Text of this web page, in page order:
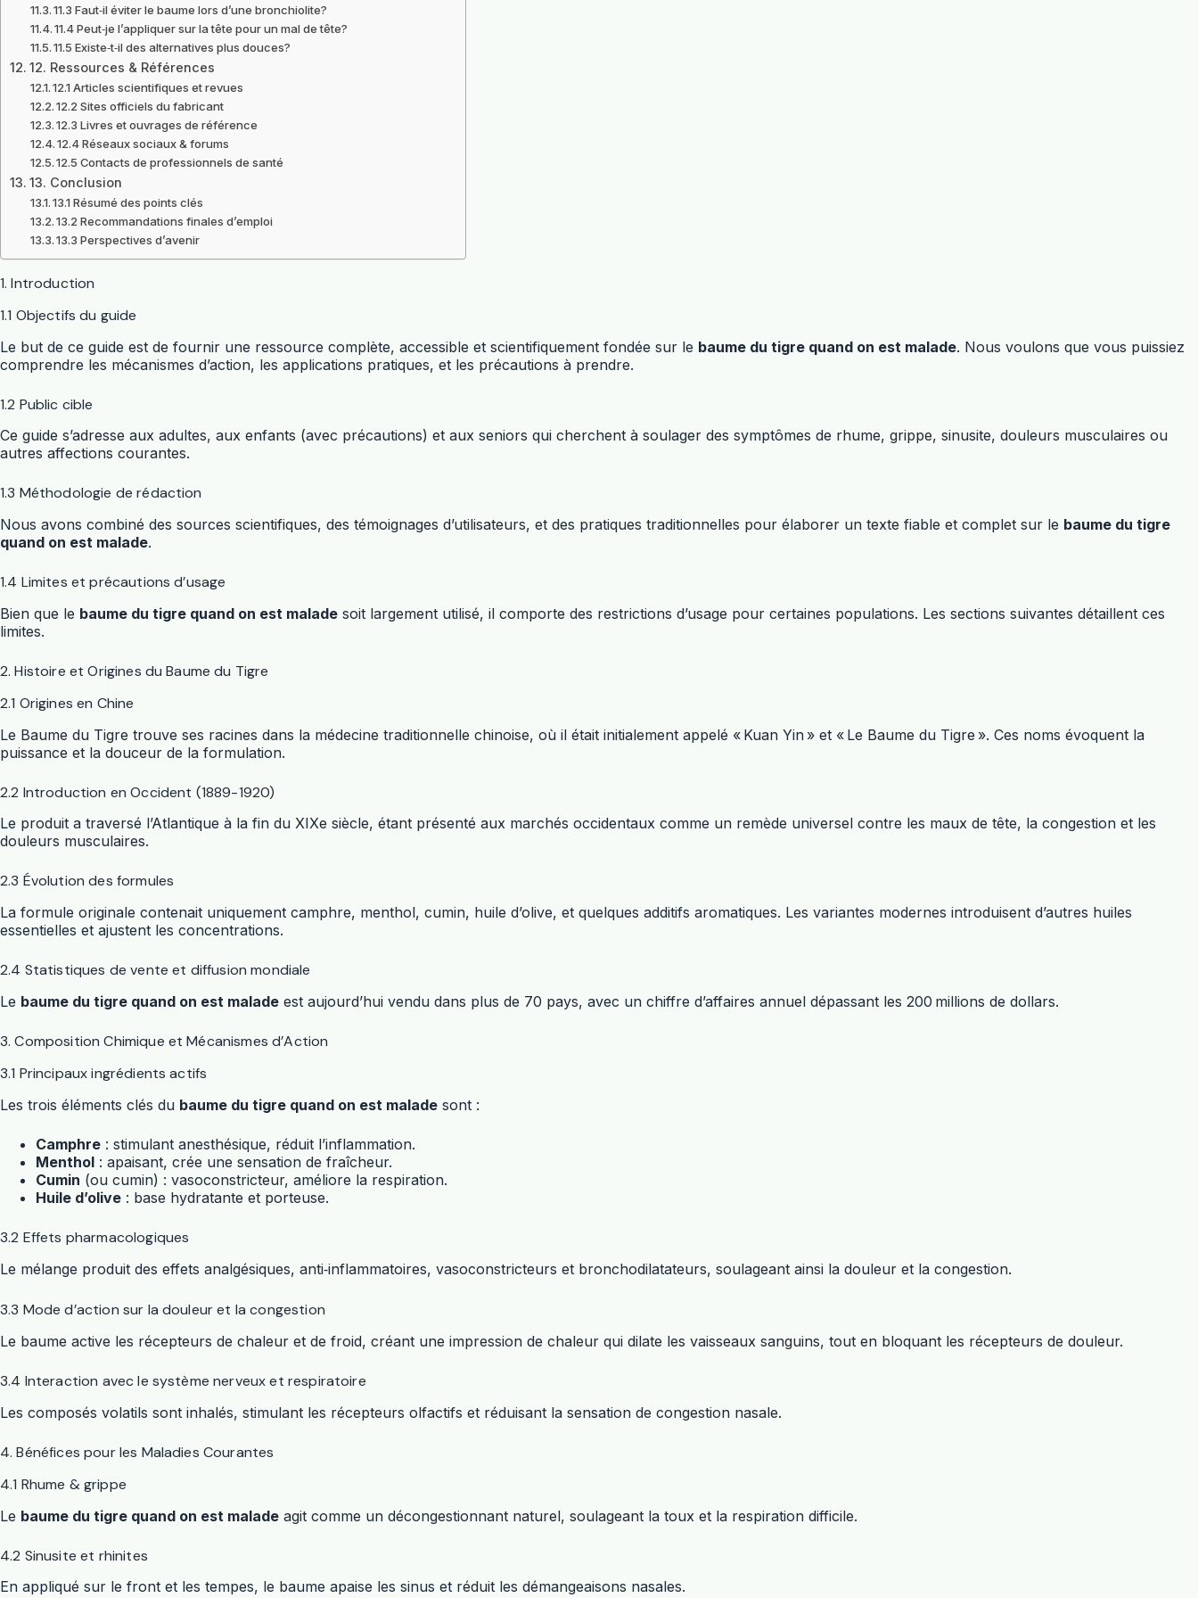
11.3 Faut‑il éviter le baume lors d’une bronchiolite?
11.4 Peut‑je l’appliquer sur la tête pour un mal de tête?
11.5 Existe‑t‑il des alternatives plus douces?
12. Ressources & Références
12.1 Articles scientifiques et revues
12.2 Sites officiels du fabricant
12.3 Livres et ouvrages de référence
12.4 Réseaux sociaux & forums
12.5 Contacts de professionnels de santé
13. Conclusion
13.1 Résumé des points clés
13.2 Recommandations finales d’emploi
13.3 Perspectives d’avenir
1. Introduction
1.1 Objectifs du guide
Le but de ce guide est de fournir une ressource complète, accessible et scientifiquement fondée sur le baume du tigre quand on est malade. Nous voulons que vous puissiez
comprendre les mécanismes d’action, les applications pratiques, et les précautions à prendre.
1.2 Public cible
Ce guide s’adresse aux adultes, aux enfants (avec précautions) et aux seniors qui cherchent à soulager des symptômes de rhume, grippe, sinusite, douleurs musculaires ou
autres affections courantes.
1.3 Méthodologie de rédaction
Nous avons combiné des sources scientifiques, des témoignages d’utilisateurs, et des pratiques traditionnelles pour élaborer un texte fiable et complet sur le baume du tigre
quand on est malade.
1.4 Limites et précautions d’usage
Bien que le baume du tigre quand on est malade soit largement utilisé, il comporte des restrictions d’usage pour certaines populations. Les sections suivantes détaillent ces
limites.
2. Histoire et Origines du Baume du Tigre
2.1 Origines en Chine
Le Baume du Tigre trouve ses racines dans la médecine traditionnelle chinoise, où il était initialement appelé « Kuan Yin » et « Le Baume du Tigre ». Ces noms évoquent la
puissance et la douceur de la formulation.
2.2 Introduction en Occident (1889-1920)
Le produit a traversé l’Atlantique à la fin du XIXe siècle, étant présenté aux marchés occidentaux comme un remède universel contre les maux de tête, la congestion et les
douleurs musculaires.
2.3 Évolution des formules
La formule originale contenait uniquement camphre, menthol, cumin, huile d’olive, et quelques additifs aromatiques. Les variantes modernes introduisent d’autres huiles
essentielles et ajustent les concentrations.
2.4 Statistiques de vente et diffusion mondiale
Le baume du tigre quand on est malade est aujourd’hui vendu dans plus de 70 pays, avec un chiffre d’affaires annuel dépassant les 200 millions de dollars.
3. Composition Chimique et Mécanismes d’Action
3.1 Principaux ingrédients actifs
Les trois éléments clés du baume du tigre quand on est malade sont :
Camphre : stimulant anesthésique, réduit l’inflammation.
Menthol : apaisant, crée une sensation de fraîcheur.
Cumin (ou cumin) : vasoconstricteur, améliore la respiration.
Huile d’olive : base hydratante et porteuse.
3.2 Effets pharmacologiques
Le mélange produit des effets analgésiques, anti‑inflammatoires, vasoconstricteurs et bronchodilatateurs, soulageant ainsi la douleur et la congestion.
3.3 Mode d’action sur la douleur et la congestion
Le baume active les récepteurs de chaleur et de froid, créant une impression de chaleur qui dilate les vaisseaux sanguins, tout en bloquant les récepteurs de douleur.
3.4 Interaction avec le système nerveux et respiratoire
Les composés volatils sont inhalés, stimulant les récepteurs olfactifs et réduisant la sensation de congestion nasale.
4. Bénéfices pour les Maladies Courantes
4.1 Rhume & grippe
Le baume du tigre quand on est malade agit comme un décongestionnant naturel, soulageant la toux et la respiration difficile.
4.2 Sinusite et rhinites
En appliqué sur le front et les tempes, le baume apaise les sinus et réduit les démangeaisons nasales.